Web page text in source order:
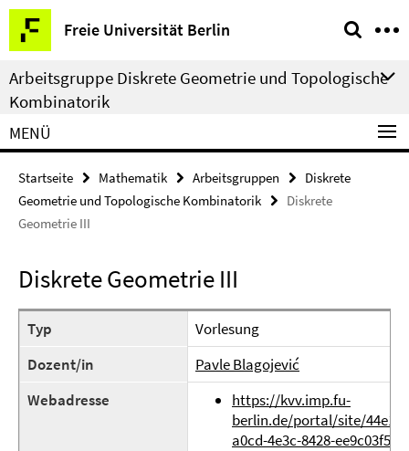
Springe
direkt
zu
Inhalt
Freie Universität Berlin
Service-
Navigation
Arbeitsgruppe Diskrete Geometrie und Topologische
Kombinatorik
MENÜ
Startseite Mathematik Arbeitsgruppen
Diskrete
Geometrie und Topologische Kombinatorik
Diskrete
Geometrie III
Diskrete Geometrie III
Typ
Vorlesung
Dozent/in
Pavle Blagojević
Webadresse
https://kvv.imp.fu-
berlin.de/portal/site/
a0cd-4e3c-8428-